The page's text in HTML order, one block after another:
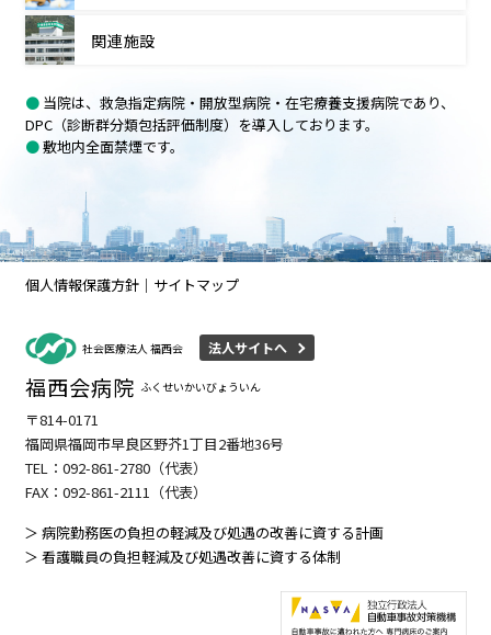
関連施設
● 当院は、救急指定病院・開放型病院・在宅療養支援病院であり、
DPC（診断群分類包括評価制度）を導入しております。
●敷地内全面禁煙です。
個人情報保護方針 サイトマップ
社会医療法人 福西会 法人サイトへ
福西会病院 ふくせいかいびょういん
〒814-0171
福岡県福岡市早良区野芥1丁目2番地36号
TEL：092-861-2780 （代表）
FAX：092-861-2111（代表）
＞ 病院勤務医の負担の軽減及び処遇の改善に資する計画
＞ 看護職員の負担軽減及び処遇改善に資する体制